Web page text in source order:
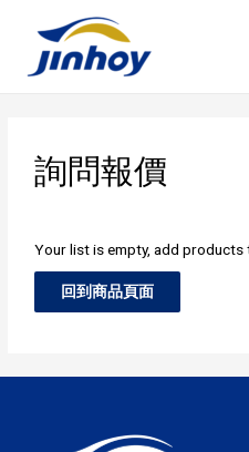
詢問報價
Your list is empty, add
回到商品頁面